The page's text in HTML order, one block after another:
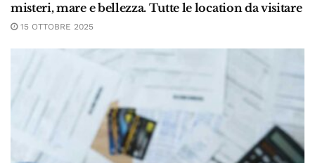
misteri, mare e bellezza. Tutte le location da visitare
15 OTTOBRE 2025